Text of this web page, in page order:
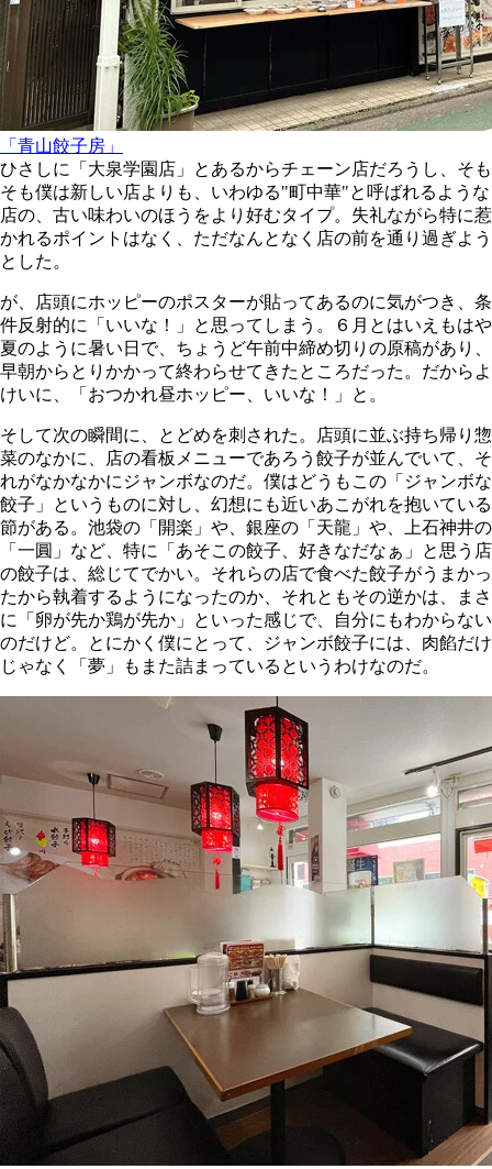
「青山餃子房」
ひさしに「大泉学園店」とあるからチェーン店だろうし、そも
そも僕は新しい店よりも、いわゆる"町中華"と呼ばれるような
店の、古い味わいのほうをより好むタイプ。失礼ながら特に惹
かれるポイントはなく、ただなんとなく店の前を通り過ぎよう
とした。
が、店頭にホッピーのポスターが貼ってあるのに気がつき、条
件反射的に「いいな！」と思ってしまう。６月とはいえもはや
夏のように暑い日で、ちょうど午前中締め切りの原稿があり、
早朝からとりかかって終わらせてきたところだった。だからよ
けいに、「おつかれ昼ホッピー、いいな！」と。
そして次の瞬間に、とどめを刺された。店頭に並ぶ持ち帰り惣
菜のなかに、店の看板メニューであろう餃子が並んでいて、そ
れがなかなかにジャンボなのだ。僕はどうもこの「ジャンボな
餃子」というものに対し、幻想にも近いあこがれを抱いている
節がある。池袋の「開楽」や、銀座の「天龍」や、上石神井の
「一圓」など、特に「あそこの餃子、好きなだなぁ」と思う店
の餃子は、総じてでかい。それらの店で食べた餃子がうまかっ
たから執着するようになったのか、それともその逆かは、まさ
に「卵が先か鶏が先か」といった感じで、自分にもわからない
のだけど。とにかく僕にとって、ジャンボ餃子には、肉餡だけ
じゃなく「夢」もまた詰まっているというわけなのだ。